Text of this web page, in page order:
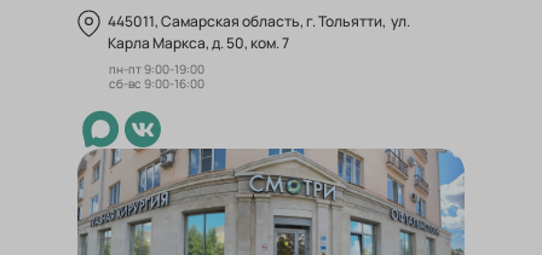
пн-пт 9:00-19:00
сб-вс 9:00-16:00
445011, Самарская область, г. Тольятти, ул.
Карла Маркса, д. 50, ком. 7